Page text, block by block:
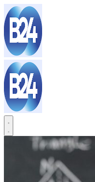
Sari
la
conținut